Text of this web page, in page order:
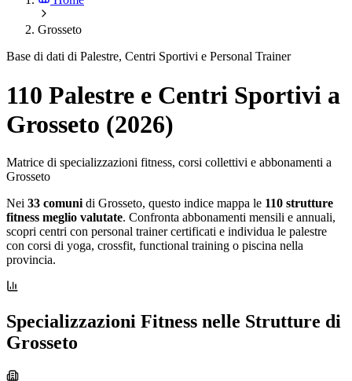
Grosseto
Base di dati di Palestre, Centri Sportivi e Personal Trainer
110 Palestre e Centri Sportivi a
Grosseto (2026)
Matrice di specializzazioni fitness, corsi collettivi e abbonamenti a
Grosseto
Nei 33 comuni di Grosseto, questo indice mappa le 110 strutture
fitness meglio valutate. Confronta abbonamenti mensili e annuali,
scopri centri con personal trainer certificati e individua le palestre
con corsi di yoga, crossfit, functional training o piscina nella
provincia.
Specializzazioni Fitness nelle Strutture di
Grosseto